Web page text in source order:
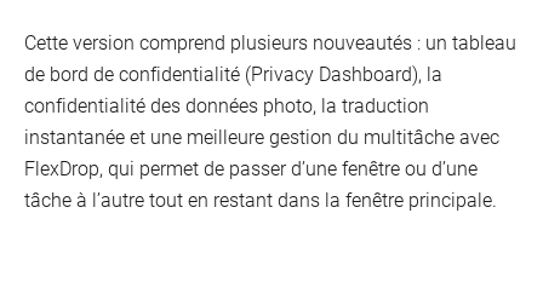
Cette version comprend plusieurs nouveautés : un tableau
de bord de confidentialité (Privacy Dashboard), la
confidentialité des données photo, la traduction
instantanée et une meilleure gestion du multitâche avec
FlexDrop, qui permet de passer d’une fenêtre ou d’une
tâche à l’autre tout en restant dans la fenêtre principale.